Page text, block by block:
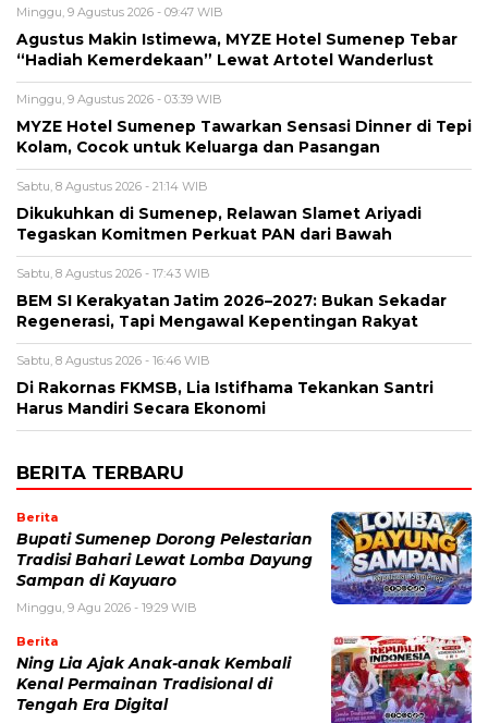
Minggu, 9 Agustus 2026 - 09:47 WIB
Agustus Makin Istimewa, MYZE Hotel Sumenep Tebar
“Hadiah Kemerdekaan” Lewat Artotel Wanderlust
Minggu, 9 Agustus 2026 - 03:39 WIB
MYZE Hotel Sumenep Tawarkan Sensasi Dinner di Tepi
Kolam, Cocok untuk Keluarga dan Pasangan
Sabtu, 8 Agustus 2026 - 21:14 WIB
Dikukuhkan di Sumenep, Relawan Slamet Ariyadi
Tegaskan Komitmen Perkuat PAN dari Bawah
Sabtu, 8 Agustus 2026 - 17:43 WIB
BEM SI Kerakyatan Jatim 2026–2027: Bukan Sekadar
Regenerasi, Tapi Mengawal Kepentingan Rakyat
Sabtu, 8 Agustus 2026 - 16:46 WIB
Di Rakornas FKMSB, Lia Istifhama Tekankan Santri
Harus Mandiri Secara Ekonomi
BERITA TERBARU
Berita
Bupati Sumenep Dorong Pelestarian
Tradisi Bahari Lewat Lomba Dayung
Sampan di Kayuaro
Minggu, 9 Agu 2026 - 19:29 WIB
Berita
Ning Lia Ajak Anak-anak Kembali
Kenal Permainan Tradisional di
Tengah Era Digital